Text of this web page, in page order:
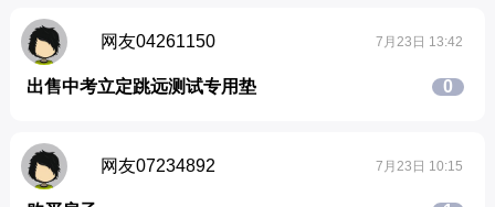
网友04261150 7月23日 13:42
出售中考立定跳远测试专用垫 0
网友07234892 7月23日 10:15